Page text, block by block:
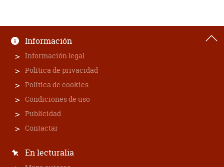
Información
Información legal
Política de privacidad
Política de cookies
Condiciones de uso
Publicidad
Contactar
En lecturalia